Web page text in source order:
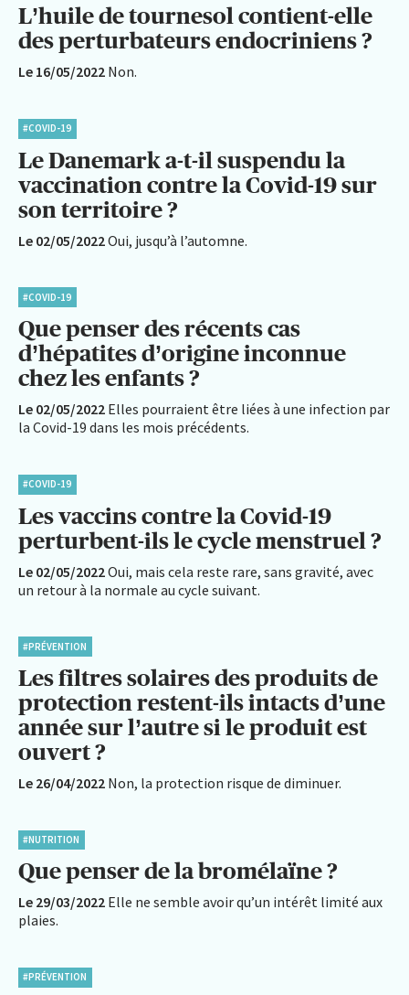
L’huile de tournesol contient-elle
des perturbateurs endocriniens ?
Le 16/05/2022 Non.
#COVID-19
Le Danemark a-t-il suspendu la
vaccination contre la Covid-19 sur
son territoire ?
Le 02/05/2022Oui, jusqu’à l’automne.
#COVID-19
Que penser des récents cas
d’hépatites d’origine inconnue
chez les enfants ?
Le 02/05/2022 Elles pourraient être liées à une infection par
la Covid-19 dans les mois précédents.
#COVID-19
Les vaccins contre la Covid-19
perturbent-ils le cycle menstruel ?
Le 02/05/2022Oui, mais cela reste rare, sans gravité, avec
un retour à la normale au cycle suivant.
#PRÉVENTION
Les filtres solaires des produits de
protection restent-ils intacts d’une
année sur l’autre si le produit est
ouvert ?
Le 26/04/2022 Non, la protection risque de diminuer.
#NUTRITION
Que penser de la bromélaïne ?
Le 29/03/2022 Elle ne semble avoir qu’un intérêt limité aux
plaies.
#PRÉVENTION